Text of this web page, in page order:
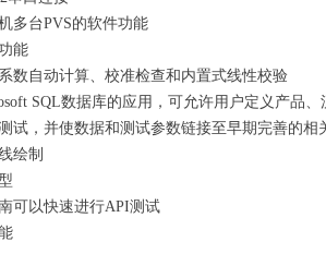
多台PVS的软件功能
能
数自动计算、校准检查和内置式线性校验
SQL数据库的应用，可允许用户定义产品
试，并使数据和测试参数链接至早期完善的相
绘制
可以快速进行API测试